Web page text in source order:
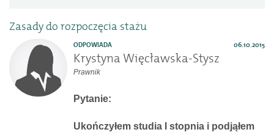
Aktualności
Porady
eksperta
Zasady do rozpoczęcia stażu
ODPOWIADA 06.10.2015
Krystyna Więcławska-Stysz
Prawnik
Pytanie:
Ukończyłem studia I stopnia i podjąłem